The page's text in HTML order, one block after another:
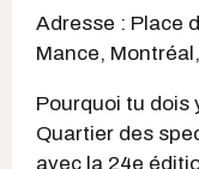
Adresse : Place
Mance,
Pourquoi tu dois
Quartier des
avec la 24e